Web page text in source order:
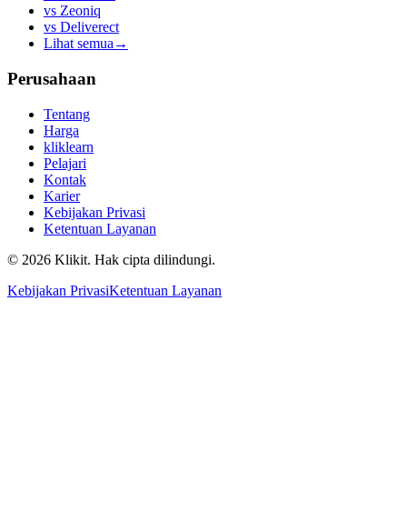
vs Zeoniq
vs Deliverect
Lihat semua →
Perusahaan
Tentang
Harga
kliklearn
Pelajari
Kontak
Karier
Kebijakan Privasi
Ketentuan Layanan
© 2026 Klikit. Hak cipta dilindungi.
Kebijakan PrivasiKetentuan Layanan